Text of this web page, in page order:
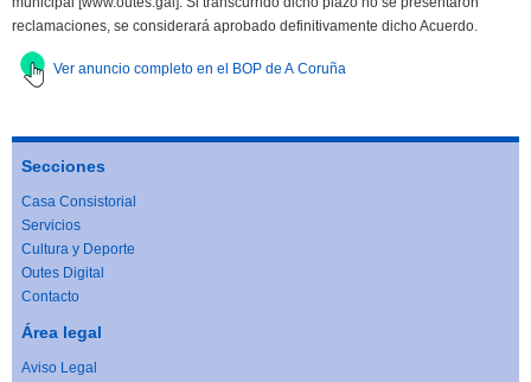
reclamaciones, se considerará aprobado definitivamente dicho Acuerdo.
Ver anuncio completo en el BOP de A Coruña
Secciones
Casa Consistorial
Servicios
Cultura y Deporte
Outes Digital
Contacto
Área legal
Aviso Legal